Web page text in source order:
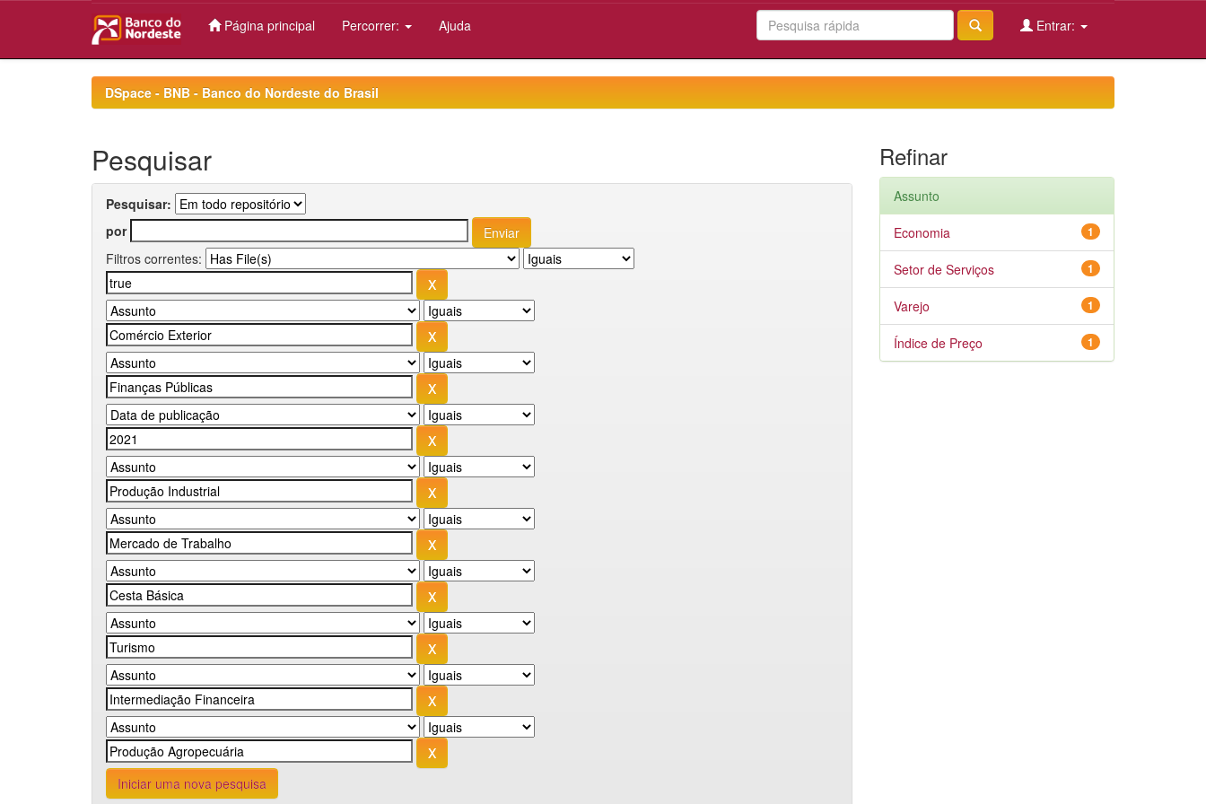
Página principal Percorrer: Ajuda Entrar:
DSpace - BNB - Banco do Nordeste do Brasil
Pesquisar
Pesquisar:
por
Filtros correntes:
Iniciar uma nova pesquisa
Refinar
Assunto
1
Economia
1
Setor de Serviços
1
Varejo
1
Índice de Preço